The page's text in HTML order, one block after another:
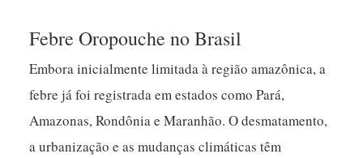
Febre Oropouche no Brasil
Embora inicialmente limitada à região amazônica, a
febre já foi registrada em estados como Pará,
Amazonas, Rondônia e Maranhão. O desmatamento,
a urbanização e as mudanças climáticas têm